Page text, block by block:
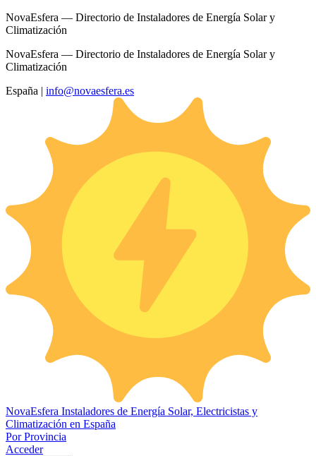
NovaEsfera — Directorio de Instaladores de Energía Solar y
Climatización
NovaEsfera — Directorio de Instaladores de Energía Solar y
Climatización
España | info@novaesfera.es
NovaEsfera Instaladores de Energía Solar, Electricistas y
Climatización en España
Por Provincia
Acceder